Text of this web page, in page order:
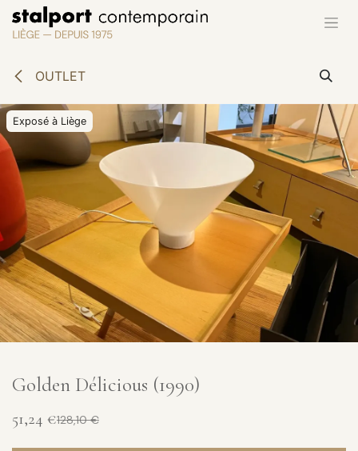
Se rendre au contenu
OUTLET
Exposé à Liège
Golden Délicious (1990)
51,24 €128,10€